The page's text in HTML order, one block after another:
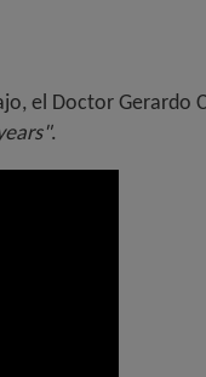
el Doctor Gerardo
.